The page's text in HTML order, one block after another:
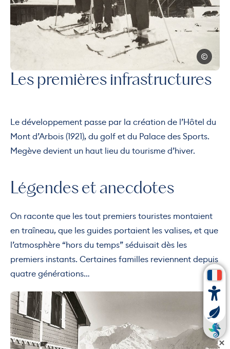
© famille
Les premières infrastructures
Le développement passe par la création de l’Hôtel du
Mont d’Arbois (1921), du golf et du Palace des Sports.
Megève devient un haut lieu du tourisme d’hiver.
Légendes et anecdotes
On raconte que les tout premiers touristes montaient
en traîneau, que les guides portaient les valises, et que
l’atmosphère “hors du temps” séduisait dès les
premiers instants. Certaines familles reviennent depuis
quatre générations…
Photo, © © famille ROTHSCHILD